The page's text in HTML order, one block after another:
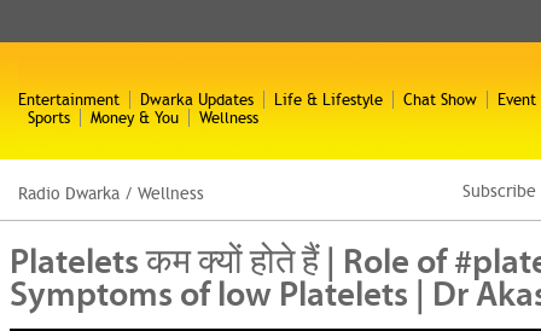
Entertainment Dwarka Updates Life & Lifestyle Chat Show
Event
Sports
Money & You Wellness
Radio Dwarka / Wellness
Platelets कम क्यों होते हैं | Role of
Symptoms of low Platelets | Dr